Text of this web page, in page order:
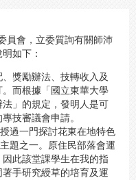
員會，立委質詢有關師沛
如下：
獎勵辦法、技轉收入及
而根據「國立東華大學
」的規定，發明人是可
技審議會申請。
過一門探討花東在地特色
題之一。原住民部落會運
此該堂課學生在我的指
手研究綬草的培育及運